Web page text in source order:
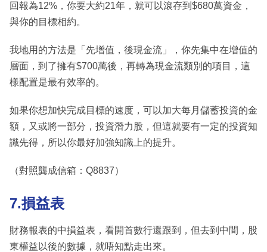
回報為12%，你要大約21年，就可以滾存到$680萬資金，
與你的目標相約。
我地用的方法是「先增值，後現金流」，你先集中在增值的
層面，到了擁有$700萬後，再轉為現金流類別的項目，這
樣配置是最有效率的。
如果你想加快完成目標的速度，可以加大每月儲蓄投資的金
額，又或將一部分，投資潛力股，但這就要有一定的投資知
識先得，所以你最好加強知識上的提升。
（對照龔成信箱：Q8837）
7.損益表
財務報表的中損益表，看開首數行還跟到，但去到中間，股
東權益以後的數據，就唔知點走出來。